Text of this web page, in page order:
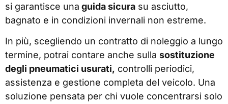
si garantisce una guida sicura su asciutto,
bagnato e in condizioni invernali non estreme.
In più, scegliendo un contratto di noleggio a lungo
termine, potrai contare anche sulla sostituzione
degli pneumatici usurati, controlli periodici,
assistenza e gestione completa del veicolo. Una
soluzione pensata per chi vuole concentrarsi solo